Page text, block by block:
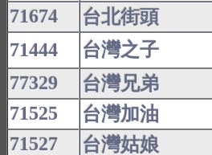
71674 台北街頭
71444 台灣之子
77329 台灣兄弟
71525 台灣加油
71527 台灣姑娘